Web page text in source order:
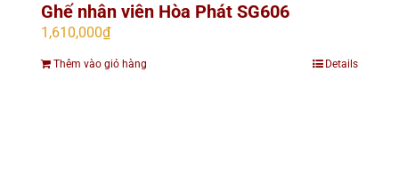
Ghế nhân viên Hòa Phát SG606
1,610,000₫
Thêm vào giỏ hàng Details